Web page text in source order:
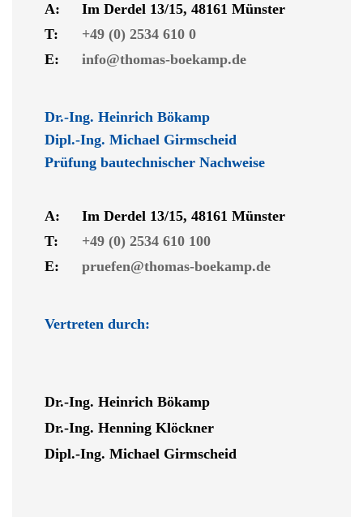
A:
Im Derdel 13/15, 48161 Münster
T:
+49 (0) 2534 610 0
E:
info@thomas-boekamp.de
Dr.-Ing. Heinrich Bökamp
Dipl.-Ing. Michael Girmscheid
Prüfung bautechnischer Nachweise
A:
Im Derdel 13/15, 48161 Münster
T:
+49 (0) 2534 610 100
E:
pruefen@thomas-boekamp.de
Vertreten durch:
Dr.-Ing. Heinrich Bökamp
Dr.-Ing. Henning Klöckner
Dipl.-Ing. Michael Girmscheid